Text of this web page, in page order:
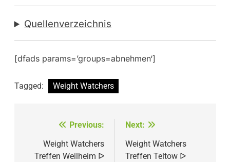
Quellenverzeichnis
[dfads params=’groups=abnehmen‘]
Tagged: Weight Watchers
Beitragsnavigation
Previous:
Weight Watchers
Treffen Weilheim ᐅ
Next:
Weight Watchers
Treffen Teltow ᐅ